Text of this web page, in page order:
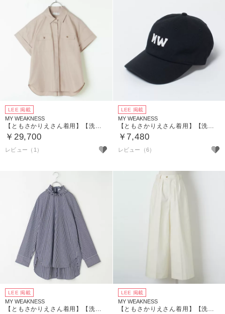
LEE 掲載
MY WEAKNESS
【ともさかりえさん着用】【洗える】Olja Safari Shirt ／ サファリシャツ
￥29,700
レビュー（1）
LEE 掲載
MY WEAKNESS
【ともさかりえさん着用】【洗える】MW Cap ／ MWキャップ
￥7,480
レビュー（6）
LEE 掲載
MY WEAKNESS
【ともさかりえさん着用】【洗える】Shaun Shirt／フリルネック プルオーバーシャツ
LEE 掲載
MY WEAKNESS
【ともさかりえさん着用】【洗える】Wide Pantalon （コットンワイドパンツ）